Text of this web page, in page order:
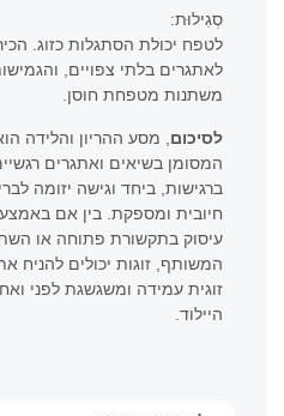
סְגִילוּת:
לטפח יכולת הסתגלות כזוג.
לאתגרים בלתי צפויים,
משתנות מטפחת חוסן.
לסיכום , מסע ההריון והלידה
המסומן בשיאים ואתגרים
ברגישות, ביחד וגישה יזומה
חיובית ומספקת. בין אם
עיסוק בתקשורת פתוחה או
המשותף, זוגות יכולים להניח
זוגית עמידה ומשגשגת לפני
היילוד.